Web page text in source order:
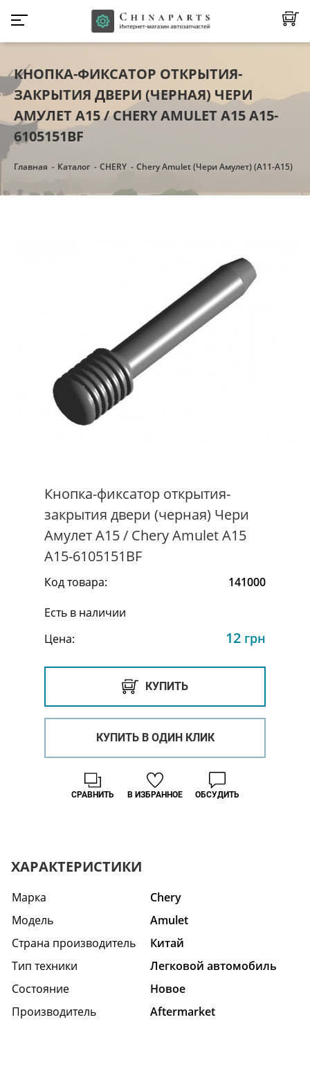
КНОПКА-ФИКСАТОР ОТКРЫТИЯ-
ЗАКРЫТИЯ ДВЕРИ (ЧЕРНАЯ) ЧЕРИ
АМУЛЕТ А15 / CHERY AMULET A15 A15-
6105151BF
Главная Каталог CHERY Chery Amulet (Чери Амулет) (А11-А15)
Кнопка-фиксатор открытия-
закрытия двери (черная) Чери
Амулет А15 / Chery Amulet A15
A15-6105151BF
Код товара:
141000
Есть в наличии
Цена:
12 грн
КУПИТЬ
КУПИТЬ В ОДИН КЛИК
В ИЗБРАННОЕ
СРАВНИТЬ ОБСУДИТЬ
ХАРАКТЕРИСТИКИ
Марка
Chery
Модель
Amulet
Страна производитель
Китай
Тип техники
Легковой автомобиль
Состояние
Hовое
Производитель
Aftermarket